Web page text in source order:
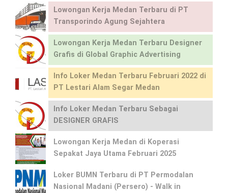
Lowongan Kerja Medan Terbaru di PT
Transporindo Agung Sejahtera
Lowongan Kerja Medan Terbaru Designer
Grafis di Global Graphic Advertising
Info Loker Medan Terbaru Februari 2022 di
PT Lestari Alam Segar Medan
Info Loker Medan Terbaru Sebagai
DESIGNER GRAFIS
Lowongan Kerja Medan di Koperasi
Sepakat Jaya Utama Februari 2025
Loker BUMN Terbaru di PT Permodalan
Nasional Madani (Persero) - Walk in